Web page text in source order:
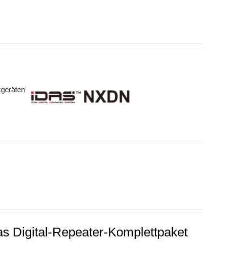
Digital-Repeater-Komplettpaket